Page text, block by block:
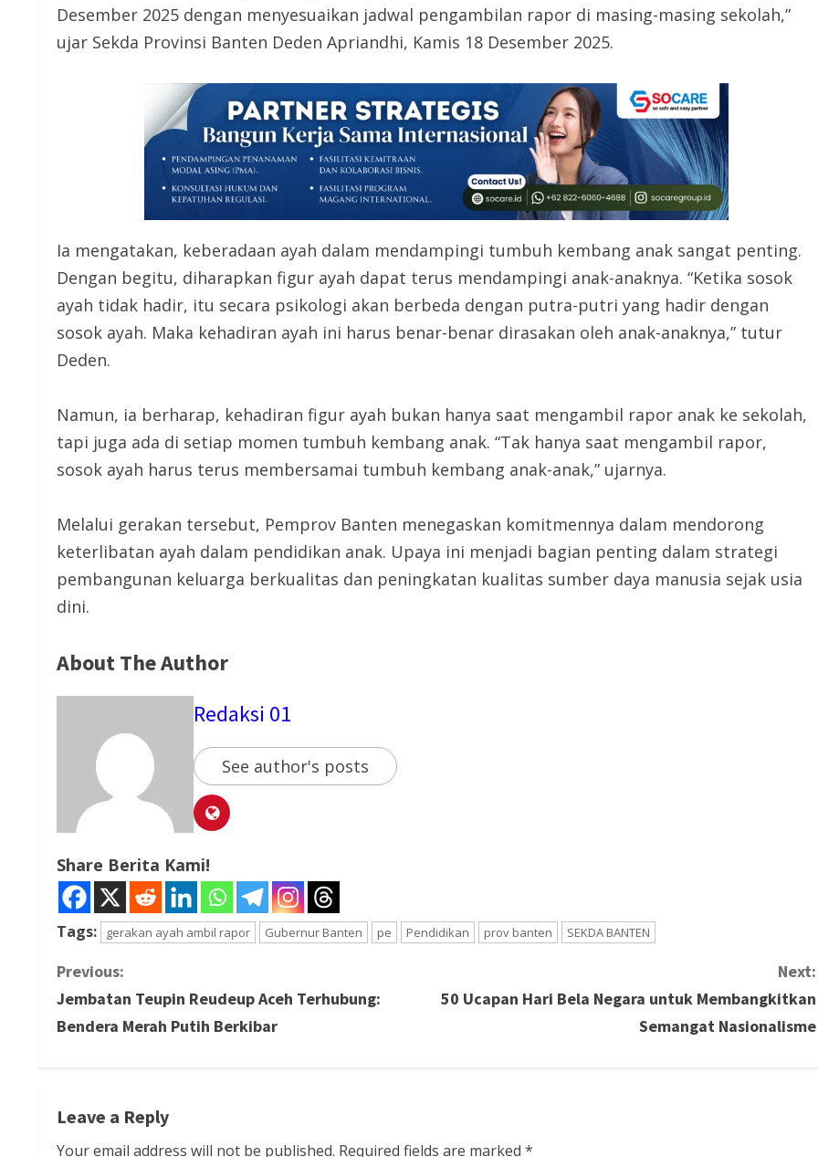
Desember 2025 dengan menyesuaikan jadwal pengambilan rapor di masing-masing sekolah,”
ujar Sekda Provinsi Banten Deden Apriandhi, Kamis 18 Desember 2025.
Ia mengatakan, keberadaan ayah dalam mendampingi tumbuh kembang anak sangat penting.
Dengan begitu, diharapkan figur ayah dapat terus mendampingi anak-anaknya. “Ketika sosok
ayah tidak hadir, itu secara psikologi akan berbeda dengan putra-putri yang hadir dengan
sosok ayah. Maka kehadiran ayah ini harus benar-benar dirasakan oleh anak-anaknya,” tutur
Deden.
Namun, ia berharap, kehadiran figur ayah bukan hanya saat mengambil rapor anak ke sekolah,
tapi juga ada di setiap momen tumbuh kembang anak. “Tak hanya saat mengambil rapor,
sosok ayah harus terus membersamai tumbuh kembang anak-anak,” ujarnya.
Melalui gerakan tersebut, Pemprov Banten menegaskan komitmennya dalam mendorong
keterlibatan ayah dalam pendidikan anak. Upaya ini menjadi bagian penting dalam strategi
pembangunan keluarga berkualitas dan peningkatan kualitas sumber daya manusia sejak usia
dini.
About The Author
Redaksi 01
See author's posts
Share Berita Kami!
Tags: gerakan ayah ambil rapor Gubernur Banten pe Pendidikan prov banten SEKDA BANTEN
C
o
i
Previous:
Jembatan Teupin Reudeup Aceh Terhubung:
Bendera Merah Putih Berkibar
Next:
50 Ucapan Hari Bela Negara untuk Membangkitkan
Semangat Nasionalisme
Leave a Reply
Your email address will not be published. Required fields are marked *